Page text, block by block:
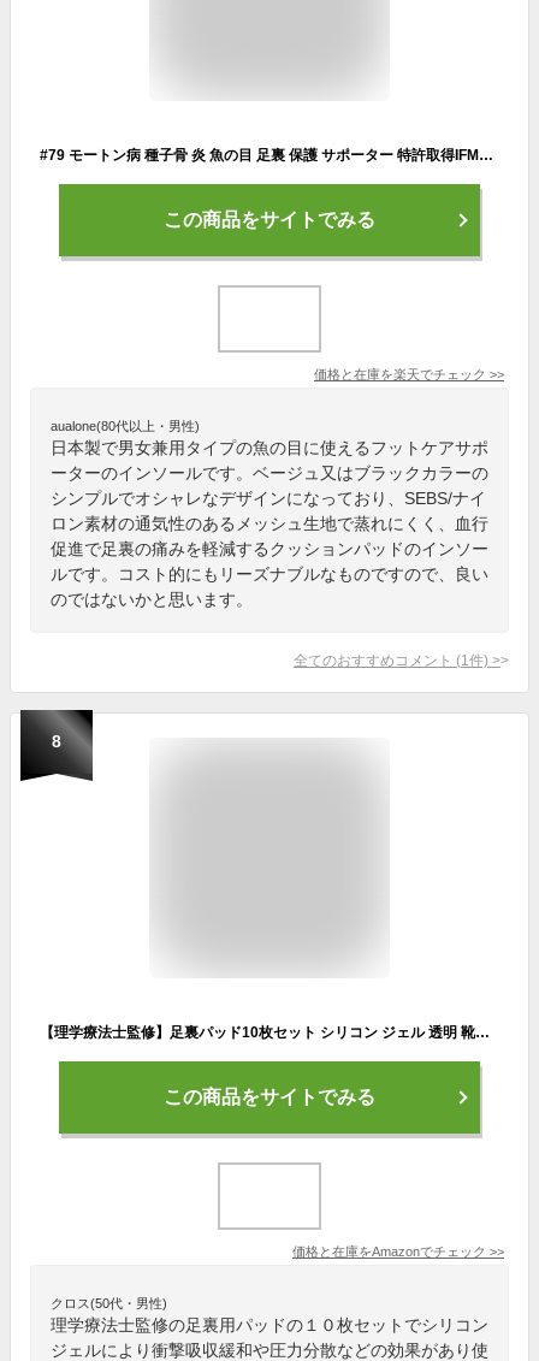
#79 モートン病 種子骨 炎 魚の目 足裏 保護 サポーター 特許取得IFMC. 中足骨 つま先 母指球 インソール PREMIUMフットケアサポーター やわらか シリコン クッション パッド 全2色 両足セット 男女兼用 S/L/XL 日本製
この商品をサイトでみる
価格と在庫を楽天でチェック >>
aualone(80代以上・男性)
日本製で男女兼用タイプの魚の目に使えるフットケアサポ
ーターのインソールです。ベージュ又はブラックカラーの
シンプルでオシャレなデザインになっており、SEBS/ナイ
ロン素材の通気性のあるメッシュ生地で蒸れにくく、血行
促進で足裏の痛みを軽減するクッションパッドのインソー
ルです。コスト的にもリーズナブルなものですので、良い
のではないかと思います。
全てのおすすめコメント (1 件) >
8
【理学療法士監修】足裏パッド10枚セット シリコン ジェル 透明 靴擦れ 衝撃吸収 圧力分散 疲れない 痛くない 魚の目 ソフト滑り止め インソール 中足骨パッド インソール サポーター 足裏保護パッド (クリア, フリー)
この商品をサイトでみる
価格と在庫をAmazonでチェック >>
クロス(50代・男性)
理学療法士監修の足裏用パッドの１０枚セットでシリコン
ジェルにより衝撃吸収緩和や圧力分散などの効果があり使